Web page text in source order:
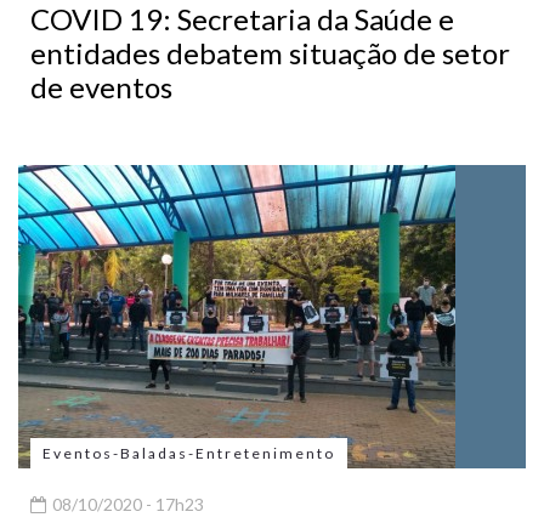
COVID 19: Secretaria da Saúde e
entidades debatem situação de setor
de eventos
Eventos-Baladas-Entretenimento
08/10/2020 - 17h23